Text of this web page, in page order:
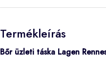
Termékleírás
Bőr üzleti táska Lagen